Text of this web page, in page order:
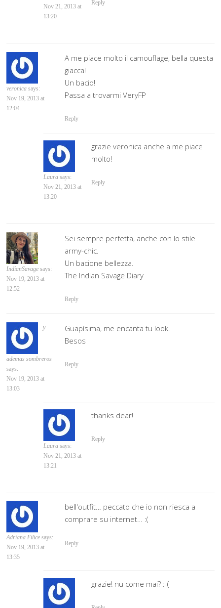
Nov 21, 2013 at
13:20
Reply
veronica says:
Nov 19, 2013 at
12:04
A me piace molto il camouflage, bella questa
giacca!
Un bacio!
Passa a trovarmi VeryFP
Reply
Laura says:
Nov 21, 2013 at
13:20
grazie veronica anche a me piace
molto!
Reply
IndianSavage says:
Nov 19, 2013 at
12:52
Sei sempre perfetta, anche con lo stile
army-chic.
Un bacione bellezza.
The Indian Savage Diary
Reply
y
ademas sombreros
says:
Nov 19, 2013 at
13:03
Guapísima, me encanta tu look.
Besos
Reply
Laura says:
Nov 21, 2013 at
13:21
thanks dear!
Reply
Adriana Filice says:
Nov 19, 2013 at
13:35
bell'outfit… peccato che io non riesca a
comprare su internet… :(
Reply
grazie! nu come mai? :-(